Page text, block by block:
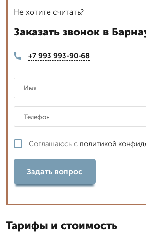
Не хотите считать?
Заказать звонок в
+7 993 993-90-68
Соглашаюсь с политикой
Задать вопрос
Тарифы и стоимость